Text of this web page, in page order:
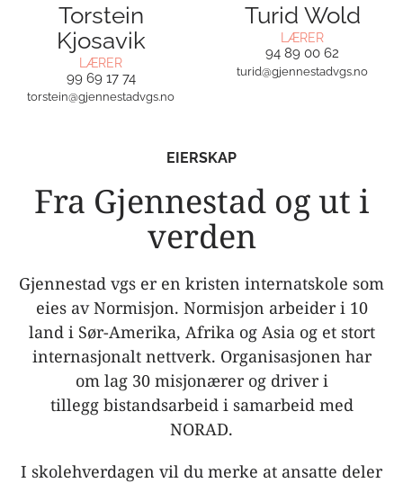
Torstein
Kjosavik
LÆRER
99 69 17 74
torstein@gjennestadvgs.no
Turid Wold
LÆRER
94 89 00 62
turid@gjennestadvgs.no
EIERSKAP
Fra Gjennestad og ut i
verden
Gjennestad vgs er en kristen internatskole som
eies av Normisjon. Normisjon arbeider i 10
land i Sør-Amerika, Afrika og Asia og et stort
internasjonalt nettverk. Organisasjonen har
om lag 30 misjonærer og driver i
tillegg bistandsarbeid i samarbeid med
NORAD.
I skolehverdagen vil du merke at ansatte deler